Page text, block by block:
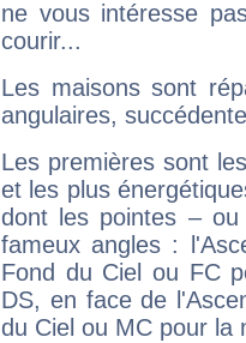
ne vous intéresse
courir...
Les maisons sont
angulaires,
Les premières sont
et les plus
dont les pointes –
fameux angles :
Fond du Ciel ou FC
DS, en face de
du Ciel ou MC pour la